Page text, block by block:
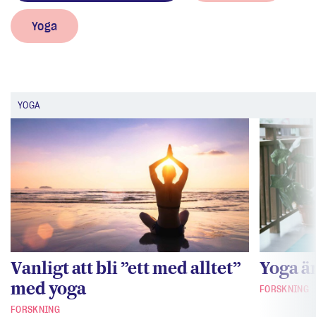
Yoga
YOGA
Vanligt att bli ”ett med alltet”
med yoga
FORSKNING
Yoga
FORSKNING